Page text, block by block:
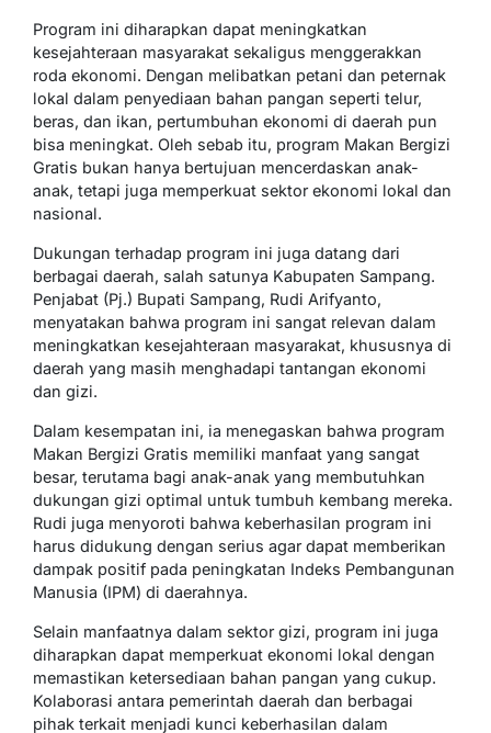
Program ini diharapkan dapat meningkatkan
kesejahteraan masyarakat sekaligus menggerakkan
roda ekonomi. Dengan melibatkan petani dan peternak
lokal dalam penyediaan bahan pangan seperti telur,
beras, dan ikan, pertumbuhan ekonomi di daerah pun
bisa meningkat. Oleh sebab itu, program Makan Bergizi
Gratis bukan hanya bertujuan mencerdaskan anak-
anak, tetapi juga memperkuat sektor ekonomi lokal dan
nasional.
Dukungan terhadap program ini juga datang dari
berbagai daerah, salah satunya Kabupaten Sampang.
Penjabat (Pj.) Bupati Sampang, Rudi Arifyanto,
menyatakan bahwa program ini sangat relevan dalam
meningkatkan kesejahteraan masyarakat, khususnya di
daerah yang masih menghadapi tantangan ekonomi
dan gizi.
Dalam kesempatan ini, ia menegaskan bahwa program
Makan Bergizi Gratis memiliki manfaat yang sangat
besar, terutama bagi anak-anak yang membutuhkan
dukungan gizi optimal untuk tumbuh kembang mereka.
Rudi juga menyoroti bahwa keberhasilan program ini
harus didukung dengan serius agar dapat memberikan
dampak positif pada peningkatan Indeks Pembangunan
Manusia (IPM) di daerahnya.
Selain manfaatnya dalam sektor gizi, program ini juga
diharapkan dapat memperkuat ekonomi lokal dengan
memastikan ketersediaan bahan pangan yang cukup.
Kolaborasi antara pemerintah daerah dan berbagai
pihak terkait menjadi kunci keberhasilan dalam